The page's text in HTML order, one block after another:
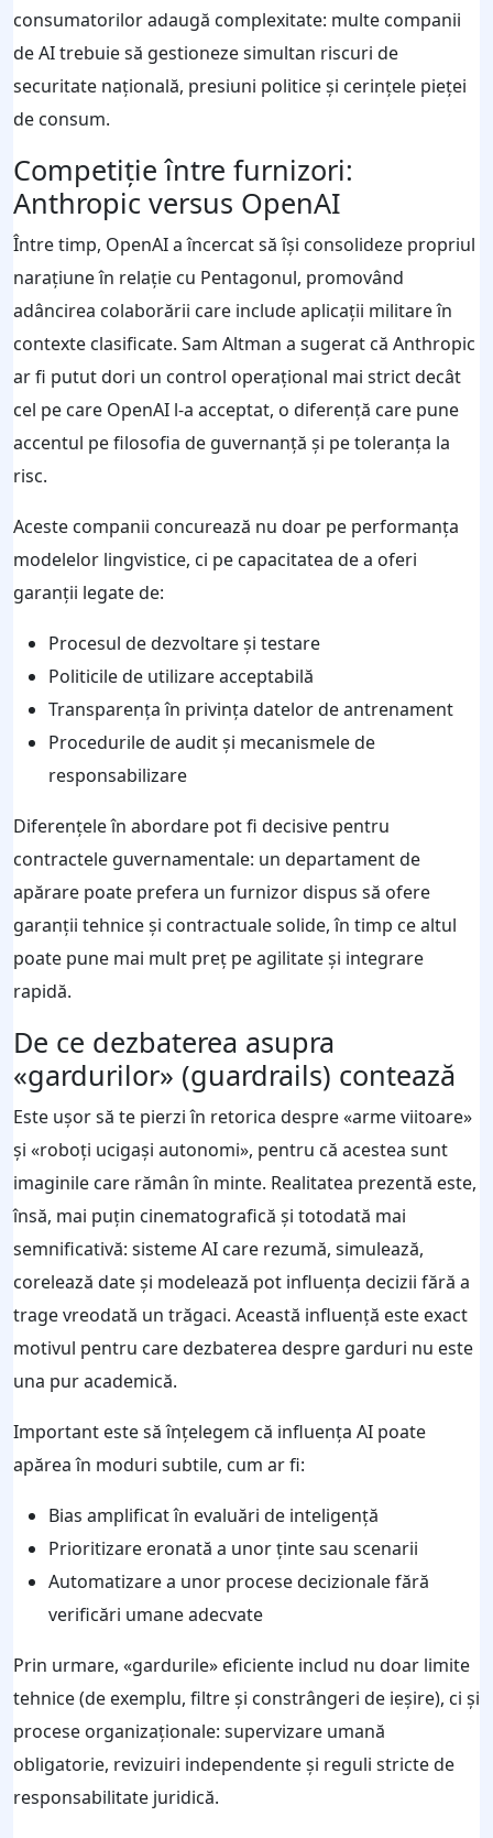
consumatorilor adaugă complexitate: multe companii
de AI trebuie să gestioneze simultan riscuri de
securitate națională, presiuni politice și cerințele pieței
de consum.
Competiție între furnizori:
Anthropic versus OpenAI
Între timp, OpenAI a încercat să își consolideze propriul
narațiune în relație cu Pentagonul, promovând
adâncirea colaborării care include aplicații militare în
contexte clasificate. Sam Altman a sugerat că Anthropic
ar fi putut dori un control operațional mai strict decât
cel pe care OpenAI l‑a acceptat, o diferență care pune
accentul pe filosofia de guvernanță și pe toleranța la
risc.
Aceste companii concurează nu doar pe performanța
modelelor lingvistice, ci pe capacitatea de a oferi
garanții legate de:
Procesul de dezvoltare și testare
Politicile de utilizare acceptabilă
Transparența în privința datelor de antrenament
Procedurile de audit și mecanismele de
responsabilizare
Diferențele în abordare pot fi decisive pentru
contractele guvernamentale: un departament de
apărare poate prefera un furnizor dispus să ofere
garanții tehnice și contractuale solide, în timp ce altul
poate pune mai mult preț pe agilitate și integrare
rapidă.
De ce dezbaterea asupra
«gardurilor» (guardrails) contează
Este ușor să te pierzi în retorica despre «arme viitoare»
și «roboți ucigași autonomi», pentru că acestea sunt
imaginile care rămân în minte. Realitatea prezentă este,
însă, mai puțin cinematografică și totodată mai
semnificativă: sisteme AI care rezumă, simulează,
corelează date și modelează pot influența decizii fără a
trage vreodată un trăgaci. Această influență este exact
motivul pentru care dezbaterea despre garduri nu este
una pur academică.
Important este să înțelegem că influența AI poate
apărea în moduri subtile, cum ar fi:
Bias amplificat în evaluări de inteligență
Prioritizare eronată a unor ținte sau scenarii
Automatizare a unor procese decizionale fără
verificări umane adecvate
Prin urmare, «gardurile» eficiente includ nu doar limite
tehnice (de exemplu, filtre și constrângeri de ieșire), ci și
procese organizaționale: supervizare umană
obligatorie, revizuiri independente și reguli stricte de
responsabilitate juridică.